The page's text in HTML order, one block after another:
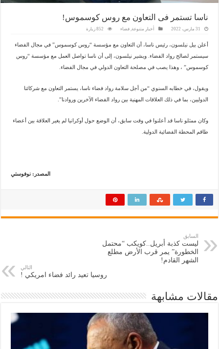
ناسا تستمر فى التعاون مع روس كوسموس!
31 مارس، 2022 أخبار متنوعة ,فضاء 852 زيارة
أعلن بيل نيلسون، رئيس ناسا، أن التعاون مع مؤسسة “روس كوسموس” في مجال الفضاء
سيستمر لصالح رواد الفضاء. ويشير نيلسون، إلى أن ناسا تواصل العمل مع مؤسسة “روس
كوسموس” ، وهذا يصب في مصلحة التعاون الدولي في مجال الفضاء.
ويقول، في خطابه السنوي “من أجل سلامة رواد فضاء ناسا، يستمر التعاون مع شركائنا
الدوليين، بما في ذلك العلاقات المهنية بين رواد الفضاء الآخرين وروادنا”.
وكان ممثلو ناسا قد أعلنوا في وقت سابق، أن الوضع حول أوكرانيا لم يغير العلاقة بين أعضاء
طاقم المحطة الفضائية الدولية.
المصدر: نوفوستي
السابق
ليست كذبة أبريل..كويكب “محتمل
الخطورة” يمر قرب الأرض مطلع
الشهر القادم!
التالي
روسيا تعيد رائد فضاء امريكي !
مقالات مشابهة